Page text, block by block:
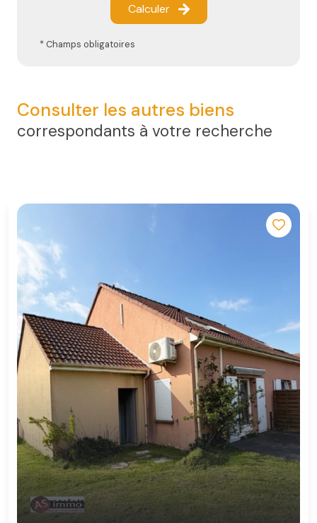
Calculer
* Champs obligatoires
Consulter les autres biens
correspondants à votre recherche